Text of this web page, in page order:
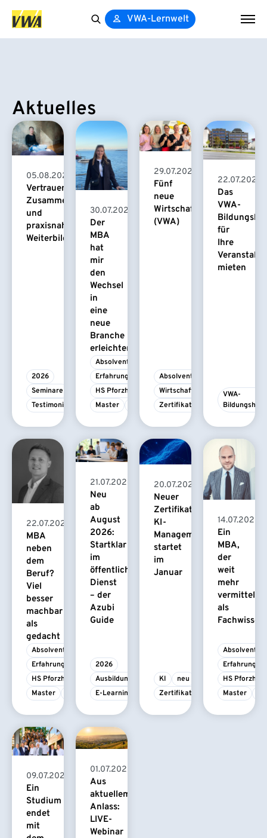
VWA-Lernwelt
Aktuelles
05.08.2026
Vertrauensvolle
Zusammenarbeit
und
praxisnahe
Weiterbildung
2026
Seminare
Testimonial
30.07.2026
Der
MBA
hat
mir
den
Wechsel
in
eine
neue
Branche
erleichtert
Absolvent/-in
Erfahrungsbericht
HS Pforzheim
Master
29.07.2026
Fünf
neue
Wirtschaftspsychologinnen
(VWA)
Absolvent/-in
Wirtschaftspsychologie
Zertifikatskurs
22.07.2026
Das
VWA-
für
Ihre
mieten
VWA-
Bildungshaus
22.07.2026
MBA
neben
dem
Beruf?
Viel
besser
machbar
als
gedacht
Absolvent/-in
Erfahrungsbericht
HS Pforzheim
Master
21.07.2026
Neu
ab
August
2026:
Startklar
im
öffentlichen
Dienst
– der
Azubi
Guide
2026
Ausbildung
E-Learning
20.07.2026
Neuer
Zertifikatskurs
KI-
Management
startet
im
Januar
KI
neu
Zertifikatskurs
14.07.2026
Ein
MBA,
der
weit
mehr
vermittelt
als
Fachwissen
Absolvent/-
HS
Master
09.07.2026
Ein
Studium
endet
mit
01.07.2026
Aus
aktuellem
Anlass:
LIVE-
Webinar